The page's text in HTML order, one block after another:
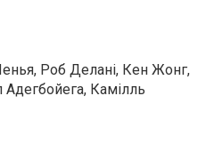
Роб Делані, Кен Жонг,
Камілль